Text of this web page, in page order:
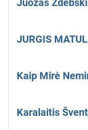
Juozas
JURGIS
Kaip Mirė
Karalaitis